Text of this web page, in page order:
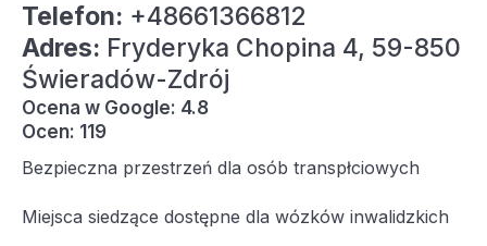
Telefon: +48661366812
Adres: Fryderyka Chopina 4, 59-850
Świeradów-Zdrój
Ocena w Google: 4.8
Ocen: 119
Bezpieczna przestrzeń dla osób transpłciowych
Miejsca siedzące dostępne dla wózków inwalidzkich